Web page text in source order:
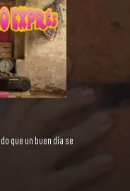
que un buen día se